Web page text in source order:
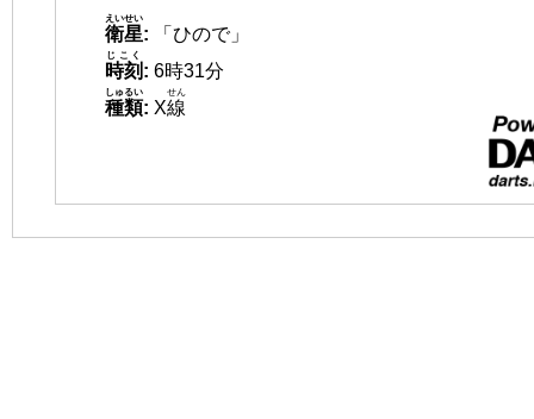
衛星
えいせい
:
「ひので」
時刻
じこく
: 6時31分
種類
しゅるい
: X線
せん